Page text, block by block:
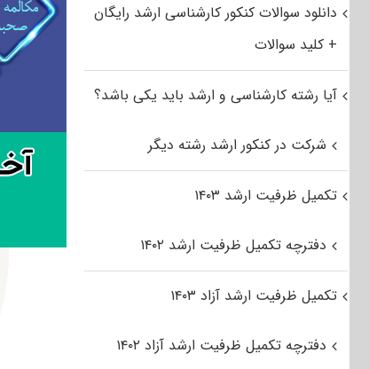
دانلود سوالات کنکور کارشناسی ارشد رایگان
+ کلید سوالات
آیا رشته کارشناسی و ارشد باید یکی باشد؟
شرکت در کنکور ارشد رشته دیگر
تکمیل ظرفیت ارشد ۱۴۰۳
دفترچه تکمیل ظرفیت ارشد ۱۴۰۲
تکمیل ظرفیت ارشد آزاد ۱۴۰۳
دفترچه تکمیل ظرفیت ارشد آزاد ۱۴۰۲